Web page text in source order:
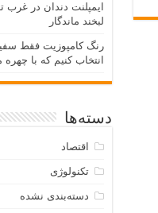
ایمپلنت دندان در غرب
لبخند ماندگار
رنگ کامپوزیت فقط
انتخاب کنیم که با
دسته‌ها
اقتصاد
تکنولوژی
دسته‌بندی نشده